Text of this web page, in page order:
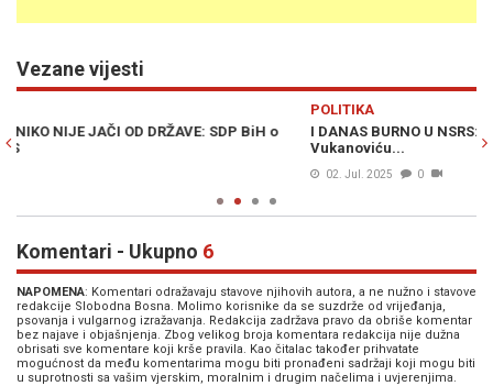
Vezane vijesti
I DANAS BURNO U NSRS: Stevandić prijeti ostavkom, oduzima riječ
Komentari - Ukupno 6
NAPOMENA: Komentari odražavaju stavove njihovih autora, a ne nužno i stavove
redakcije Slobodna Bosna. Molimo korisnike da se suzdrže od vrijeđanja,
psovanja i vulgarnog izražavanja. Redakcija zadržava pravo da obriše komentar
bez najave i objašnjenja. Zbog velikog broja komentara redakcija nije dužna
obrisati sve komentare koji krše pravila. Kao čitalac također prihvatate
mogućnost da među komentarima mogu biti pronađeni sadržaji koji mogu biti
u suprotnosti sa vašim vjerskim, moralnim i drugim načelima i uvjerenjima.